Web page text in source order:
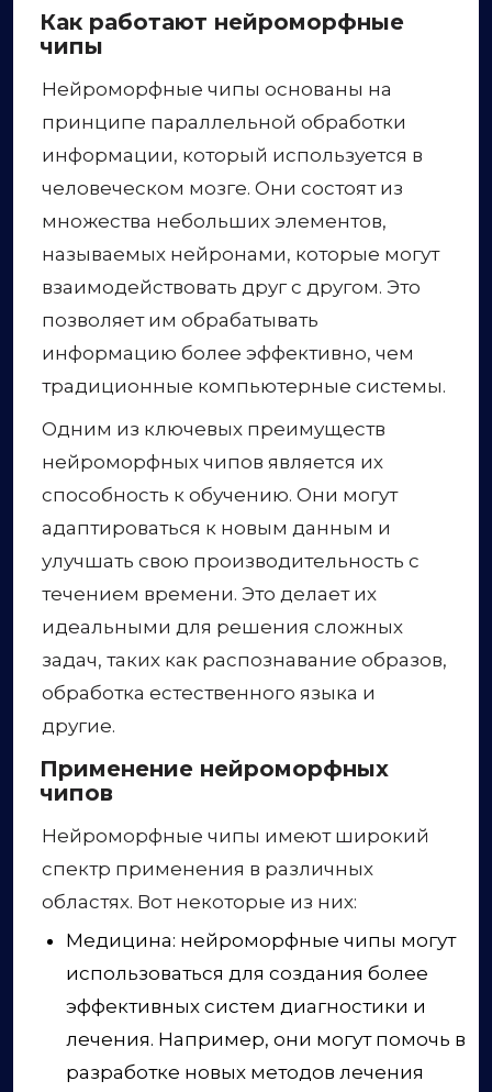
Как работают нейроморфные
чипы
Нейроморфные чипы основаны на
принципе параллельной обработки
информации, который используется в
человеческом мозге. Они состоят из
множества небольших элементов,
называемых нейронами, которые могут
взаимодействовать друг с другом. Это
позволяет им обрабатывать
информацию более эффективно, чем
традиционные компьютерные системы.
Одним из ключевых преимуществ
нейроморфных чипов является их
способность к обучению. Они могут
адаптироваться к новым данным и
улучшать свою производительность с
течением времени. Это делает их
идеальными для решения сложных
задач, таких как распознавание образов,
обработка естественного языка и
другие.
Применение нейроморфных
чипов
Нейроморфные чипы имеют широкий
спектр применения в различных
областях. Вот некоторые из них:
Медицина: нейроморфные чипы могут
использоваться для создания более
эффективных систем диагностики и
лечения. Например, они могут помочь в
разработке новых методов лечения